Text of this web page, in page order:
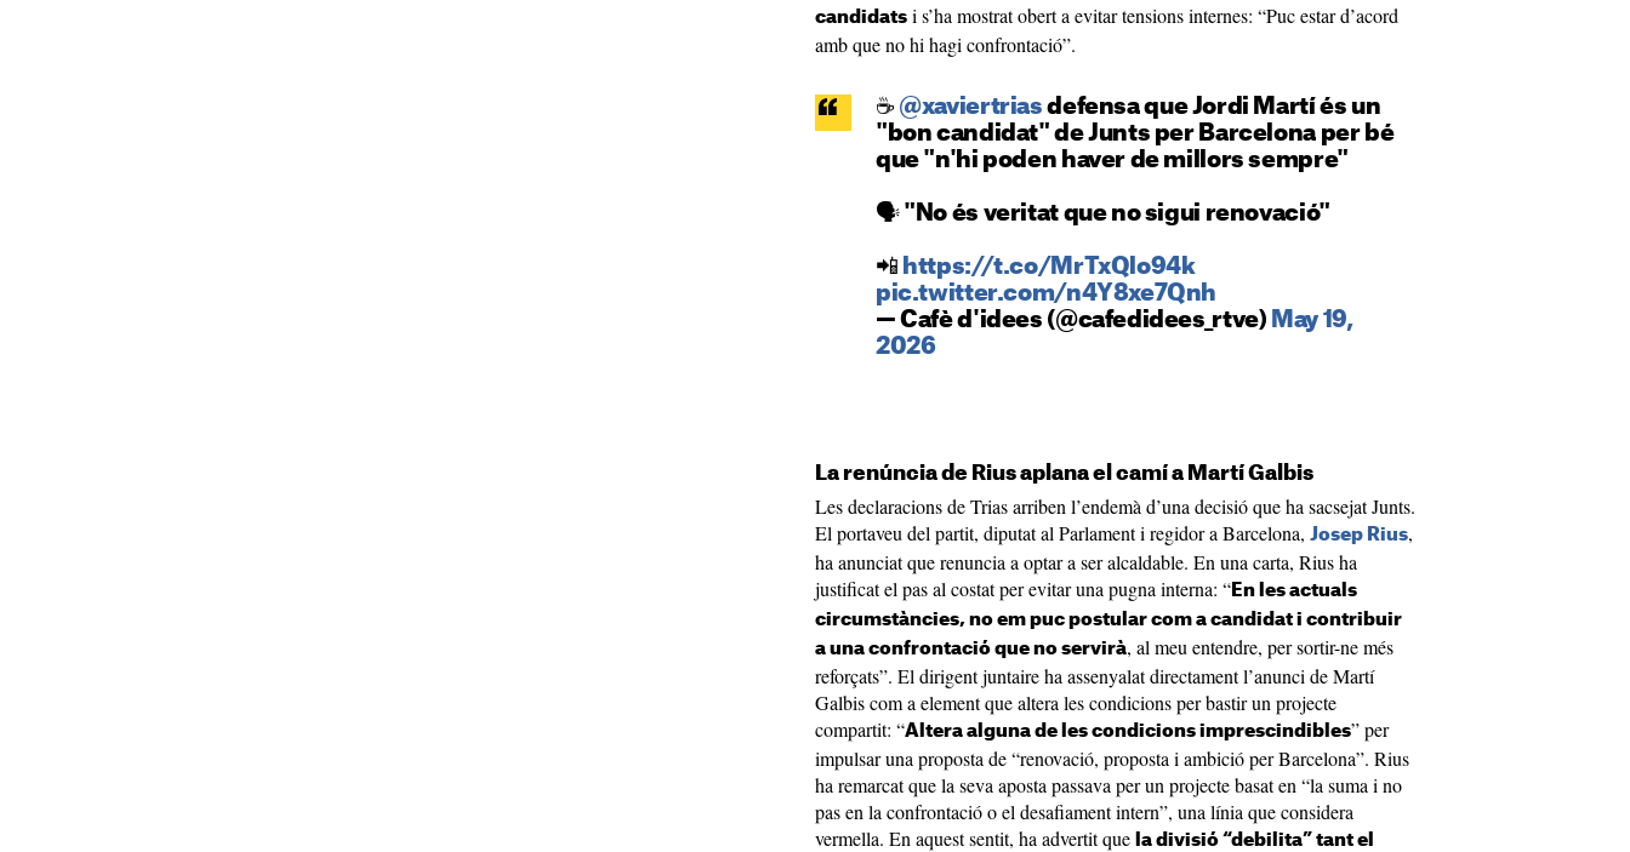
candidats i s’ha mostrat obert a evitar tensions internes: “Puc estar d’acord
amb que no hi hagi confrontació”.
☕ @xaviertrias defensa que Jordi Martí és un
"bon candidat" de Junts per Barcelona per bé
que "n'hi poden haver de millors sempre"
🗣️ "No és veritat que no sigui renovació"
📲 https://t.co/MrTxQlo94k
pic.twitter.com/n4Y8xe7Qnh
— Cafè d'idees (@cafedidees_rtve) May 19,
2026
La renúncia de Rius aplana el camí a Martí Galbis
Les declaracions de Trias arriben l’endemà d’una decisió que ha sacsejat Junts.
El portaveu del partit, diputat al Parlament i regidor a Barcelona, Josep Rius,
ha anunciat que renuncia a optar a ser alcaldable. En una carta, Rius ha
justificat el pas al costat per evitar una pugna interna: “ En les actuals
circumstàncies, no em puc postular com a candidat i contribuir
a una confrontació que no servirà, al meu entendre, per sortir-ne més
reforçats”. El dirigent juntaire ha assenyalat directament l’anunci de Martí
Galbis com a element que altera les condicions per bastir un projecte
compartit: “Altera alguna de les condicions imprescindibles” per
impulsar una proposta de “renovació, proposta i ambició per Barcelona”. Rius
ha remarcat que la seva aposta passava per un projecte basat en “la suma i no
pas en la confrontació o el desafiament intern”, una línia que considera
vermella. En aquest sentit, ha advertit que la divisió “debilita” tant el